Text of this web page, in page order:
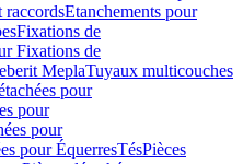
raccordsEtanchements pour
Fixations de
Fixations de
MeplaTuyaux multicouches
pour
pour
pour
pour ÉquerresTésPièces